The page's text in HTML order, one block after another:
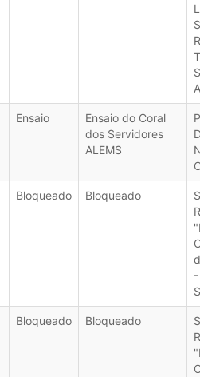
Ensaio
Ensaio do Coral
dos Servidores
ALEMS
Bloqueado Bloqueado
Bloqueado Bloqueado